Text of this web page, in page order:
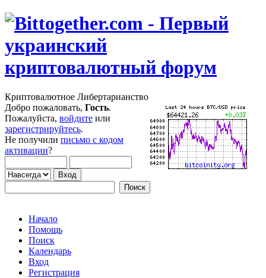
Криптовалютное Либертарианство
Добро пожаловать, Гость.
Пожалуйста, войдите или
зарегистрируйтесь.
Не получили письмо с кодом
активации?
Начало
Помощь
Поиск
Календарь
Вход
Регистрация